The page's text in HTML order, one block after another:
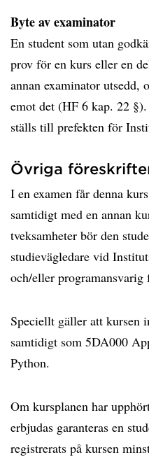
Byte av examinator
En student som utan
prov för en kurs eller en
annan examinator utsedd,
emot det (HF 6 kap. 22
ställs till prefekten för
Övriga
I en examen får denna
samtidigt med en annan
tveksamheter bör den
studievägledare vid
och/eller
Speciellt gäller att kursen
samtidigt som 5DA000
Python.
Om kursplanen har
erbjudas garanteras en
registrerats på kursen